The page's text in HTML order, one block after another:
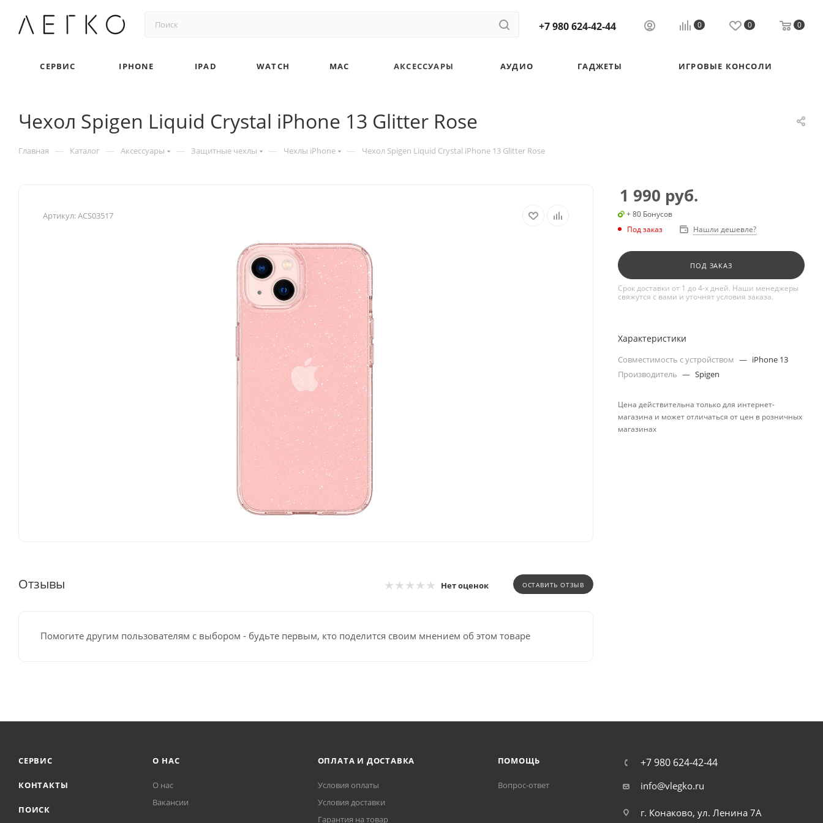
+7 980 624-42-44 0 0 0
СЕРВИС IPHONE IPAD WATCH MAC АКСЕССУАРЫ АУДИО ГАДЖЕТЫ ИГРОВЫЕ КОНСОЛИ
Чехол Spigen Liquid Crystal iPhone 13 Glitter Rose
Главная — Каталог — Аксессуары — Защитные чехлы — Чехлы iPhone — Чехол Spigen Liquid Crystal iPhone 13 Glitter Rose
Артикул:ACS03517
Отзывы Нет оценок ОСТАВИТЬ ОТЗЫВ
Помогите другим пользователям с выбором - будьте первым, кто поделится своим мнением об этом товаре
1 990 руб.
+ 80 Бонусов
Под заказ
Нашли дешевле?
ПОД ЗАКАЗ
Срок доставки от 1 до 4-х дней. Наши менеджеры
свяжутся с вами и уточнят условия заказа.
Характеристики
Совместимость с устройством — iPhone 13
Производитель — Spigen
Цена действительна только для интернет-
магазина и может отличаться от цен в розничных
магазинах
СЕРВИС
КОНТАКТЫ
ПОИСК
О НАС
О нас
Вакансии
ОПЛАТА И ДОСТАВКА
Условия оплаты
Условия доставки
Гарантия на товар
ПОМОЩЬ
Вопрос-ответ
+7 980 624-42-44
info@vlegko.ru
г. Конаково, ул. Ленина 7А